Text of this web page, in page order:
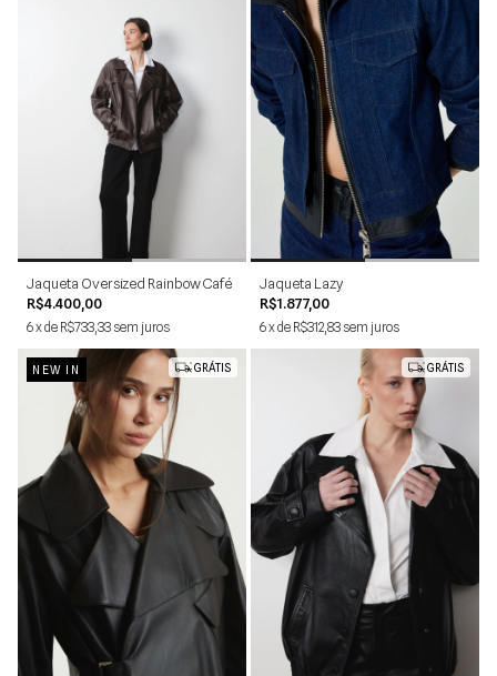
Jaqueta Oversized Rainbow Café
R$4.400,00
6xde R$733,33 sem juros
Jaqueta Lazy
R$1.877,00
6xde R$312,83 sem juros
G
GRÁTIS
NEW IN
M GG
GRÁTIS